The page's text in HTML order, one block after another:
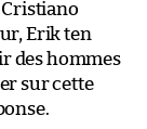
Cristiano
Erik ten
des hommes
sur cette